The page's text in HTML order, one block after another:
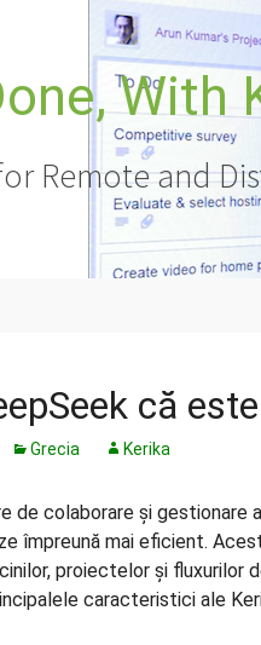
With
Remote and
că
Grecia Kerika
de colaborare și gestionare
împreună mai eficient.
proiectelor și fluxurilor
caracteristici ale